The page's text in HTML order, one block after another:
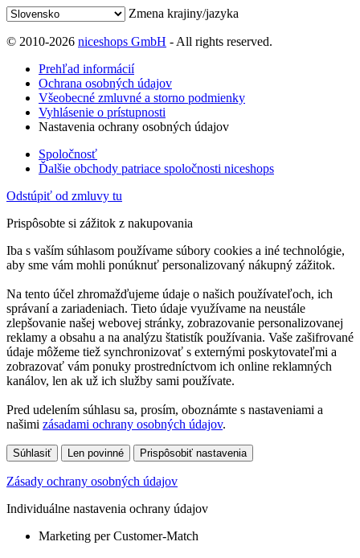
Zmena krajiny/jazyka
© 2010-2026 niceshops GmbH - All rights reserved.
Prehľad informácií
Ochrana osobných údajov
Všeobecné zmluvné a storno podmienky
Vyhlásenie o prístupnosti
Nastavenia ochrany osobných údajov
Spoločnosť
Ďalšie obchody patriace spoločnosti niceshops
Odstúpiť od zmluvy tu
Prispôsobte si zážitok z nakupovania
Iba s vaším súhlasom používame súbory cookies a iné technológie,
aby sme vám mohli ponúknuť personalizovaný nákupný zážitok.
Na tento účel zhromažďujeme údaje o našich používateľoch, ich
správaní a zariadeniach. Tieto údaje využívame na neustále
zlepšovanie našej webovej stránky, zobrazovanie personalizovanej
reklamy a obsahu a na analýzu štatistík používania. Vaše zašifrované
údaje môžeme tiež synchronizovať s externými poskytovateľmi a
zobrazovať vám ponuky prostredníctvom ich online reklamných
kanálov, len ak už ich služby sami používate.
Pred udelením súhlasu sa, prosím, oboznámte s nastaveniami a
našimi zásadami ochrany osobných údajov.
Súhlasiť Len povinné Prispôsobiť nastavenia
Zásady ochrany osobných údajov
Individuálne nastavenia ochrany údajov
Marketing per Customer-Match